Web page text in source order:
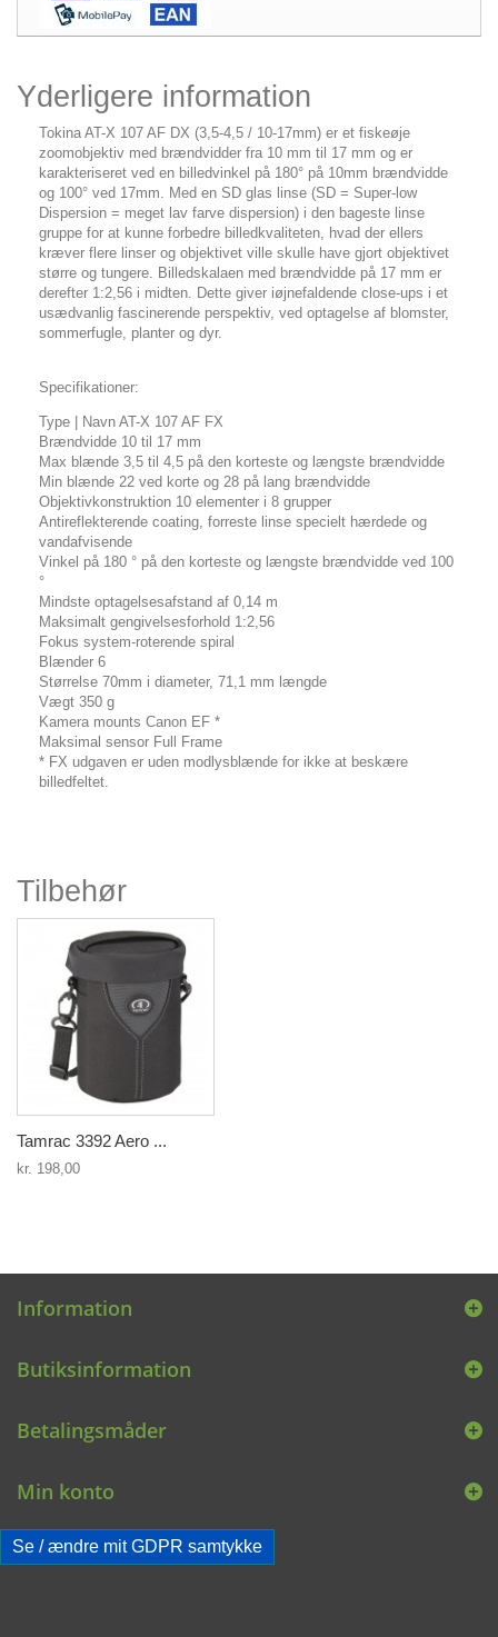
Yderligere information
Tokina AT-X 107 AF DX (3,5-4,5 / 10-17mm) er et fiskeøje
zoomobjektiv med brændvidder fra 10 mm til 17 mm og er
karakteriseret ved en billedvinkel på 180° på 10mm brændvidde
og 100° ved 17mm. Med en SD glas linse (SD = Super-low
Dispersion = meget lav farve dispersion) i den bageste linse
gruppe for at kunne forbedre billedkvaliteten, hvad der ellers
kræver flere linser og objektivet ville skulle have gjort objektivet
større og tungere. Billedskalaen med brændvidde på 17 mm er
derefter 1:2,56 i midten. Dette giver iøjnefaldende close-ups i et
usædvanlig fascinerende perspektiv, ved optagelse af blomster,
sommerfugle, planter og dyr.
Specifikationer:
Type | Navn AT-X 107 AF FX
Brændvidde 10 til 17 mm
Max blænde 3,5 til 4,5 på den korteste og længste brændvidde
Min blænde 22 ved korte og 28 på lang brændvidde
Objektivkonstruktion 10 elementer i 8 grupper
Antireflekterende coating, forreste linse specielt hærdede og
vandafvisende
Vinkel på 180 ° på den korteste og længste brændvidde ved 100
°
Mindste optagelsesafstand af 0,14 m
Maksimalt gengivelsesforhold 1:2,56
Fokus system-roterende spiral
Blænder 6
Størrelse 70mm i diameter, 71,1 mm længde
Vægt 350 g
Kamera mounts Canon EF *
Maksimal sensor Full Frame
* FX udgaven er uden modlysblænde for ikke at beskære
billedfeltet.
Tilbehør
Tamrac 3392 Aero ...
kr. 198,00
Information
Butiksinformation
Betalingsmåder
Min konto
Se / ændre mit GDPR samtykke